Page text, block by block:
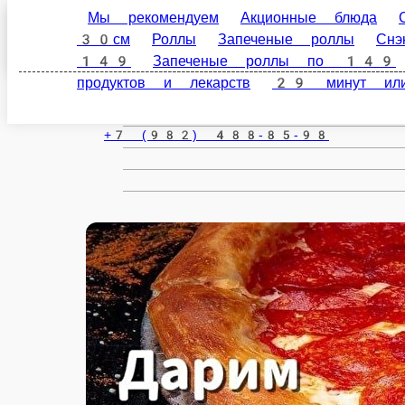
Чернушка
ru
+7 (982) 488-85-98
Мы рекомендуем Акционные блюда
роллы
Снэки Десерты Напитки
Детское
роллы
Салаты Пицца 32см 8 марта